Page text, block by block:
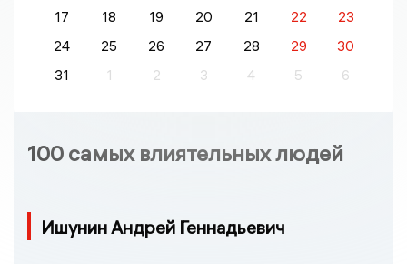
17
18 19 20 21 22
23
24
25 26 27 28 29
30
31
1 2 3 4 5 6
100 самых влиятельных людей
Ишунин Андрей Геннадьевич